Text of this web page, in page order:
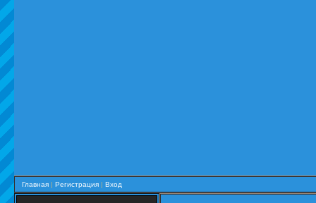
Главная | Регистрация | Вход